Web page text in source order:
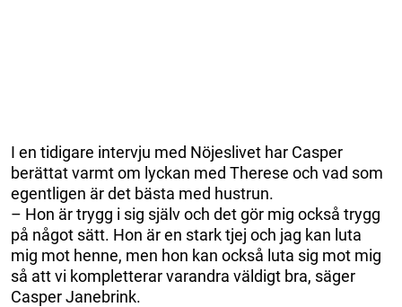
I en tidigare intervju med Nöjeslivet har Casper
berättat varmt om lyckan med Therese och vad som
egentligen är det bästa med hustrun.
– Hon är trygg i sig själv och det gör mig också trygg
på något sätt. Hon är en stark tjej och jag kan luta
mig mot henne, men hon kan också luta sig mot mig
så att vi kompletterar varandra väldigt bra, säger
Casper Janebrink.